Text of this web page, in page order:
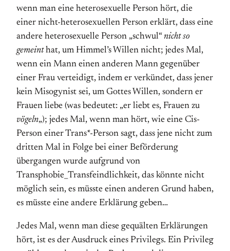
wenn man eine heterosexuelle Person hört, die
einer nicht-heterosexuellen Person erklärt, dass eine
andere heterosexuelle Person „schwul“ nicht so
gemeinthat, um Himmel’s Willen nicht; jedes Mal,
wenn ein Mann einen anderen Mann gegenüber
einer Frau verteidigt, indem er verkündet, dass jener
kein Misogynist sei, um Gottes Willen, sondern er
Frauen liebe (was bedeutet: „er liebt es, Frauen zu
vögeln„); jedes Mal, wenn man hört, wie eine Cis-
Person einer Trans*-Person sagt, dass jene nicht zum
dritten Mal in Folge bei einer Beförderung
übergangen wurde aufgrund von
Transphobie_Transfeindlichkeit, das könnte nicht
möglich sein, es müsste einen anderen Grund haben,
es müsste eine andere Erklärung geben…
Jedes Mal, wenn man diese gequälten Erklärungen
hört, ist es der Ausdruck eines Privilegs. Ein Privileg